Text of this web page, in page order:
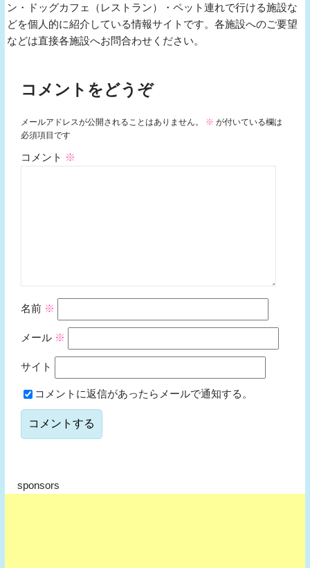
ン・ドッグカフェ（レストラン）・ペット連れで行ける施設な
どを個人的に紹介している情報サイトです。各施設へのご要望
などは直接各施設へお問合わせください。
コメントをどうぞ
メールアドレスが公開されることはありません。 ※ が付いている欄は
必須項目です
コメント ※
名前 ※
メール ※
サイト
コメントに返信があったらメールで通知する。
sponsors